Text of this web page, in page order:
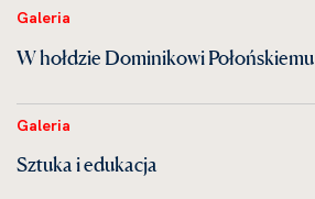
Galeria
W hołdzie Dominikowi Połońskiemu
Galeria
Sztuka i edukacja